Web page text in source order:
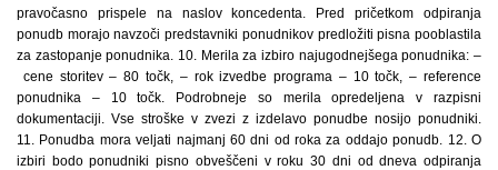
pravočasno prispele na naslov koncedenta. Pred pričetkom odpiranja
ponudb morajo navzoči predstavniki ponudnikov predložiti pisna pooblastila
za zastopanje ponudnika. 10. Merila za izbiro najugodnejšega ponudnika: –
cene storitev – 80 točk, – rok izvedbe programa – 10 točk, – reference
ponudnika – 10 točk. Podrobneje so merila opredeljena v razpisni
dokumentaciji. Vse stroške v zvezi z izdelavo ponudbe nosijo ponudniki.
11. Ponudba mora veljati najmanj 60 dni od roka za oddajo ponudb. 12. O
izbiri bodo ponudniki pisno obveščeni v roku 30 dni od dneva odpiranja